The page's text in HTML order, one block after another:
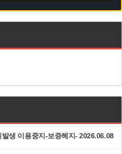
생 이용중지-보증헤지- 2026.06.08